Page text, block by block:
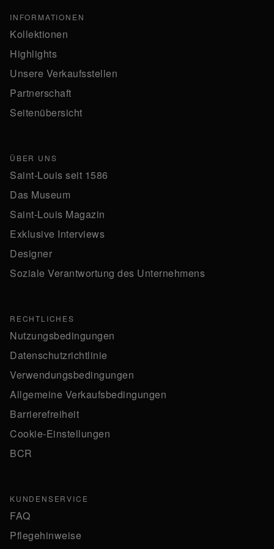
INFORMATIONEN
Kollektionen
Highlights
Unsere Verkaufsstellen
Partnerschaft
Seitenübersicht
ÜBER UNS
Saint-Louis seit 1586
Das Museum
Saint-Louis Magazin
Exklusive Interviews
Designer
Soziale Verantwortung des Unternehmens
RECHTLICHES
Nutzungsbedingungen
Datenschutzrichtlinie
Verwendungsbedingungen
Allgemeine Verkaufsbedingungen
Barrierefreiheit
Cookie-Einstellungen
BCR
KUNDENSERVICE
FAQ
Pflegehinweise